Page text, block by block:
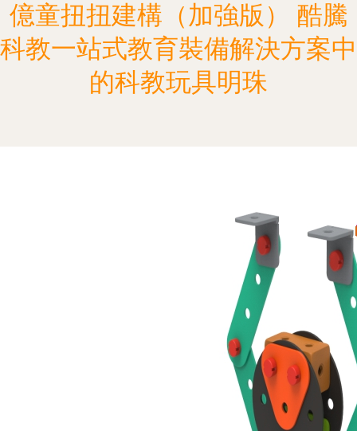
億童扭扭建構（加強版） 酷騰
科教一站式教育裝備解決方案中
的科教玩具明珠